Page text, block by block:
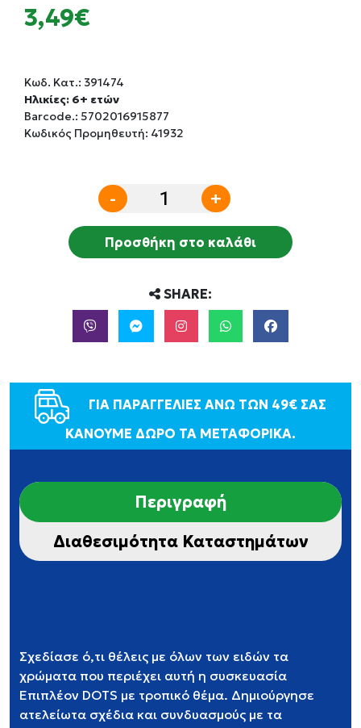
3,49€
Κωδ. Κατ.: 391474
Ηλικίες: 6+ ετών
Barcode.: 5702016915877
Κωδικός Προμηθευτή: 41932
- +
Προσθήκη στο καλάθι
SHARE:
ΓΙΑ ΠΑΡΑΓΓΕΛΙΕΣ ΑΝΩ ΤΩΝ 49€ ΣΑΣ
ΚΑΝΟΥΜΕ ΔΩΡΟ ΤΑ ΜΕΤΑΦΟΡΙΚΑ.
Περιγραφή
Διαθεσιμότητα Καταστημάτων
Σχεδίασε ό,τι θέλεις με όλων των ειδών τα
χρώματα που περιέχει αυτή η συσκευασία
Επιπλέον DOTS με τροπικό θέμα. Δημιούργησε
ατελείωτα σχέδια και συνδυασμούς με τα